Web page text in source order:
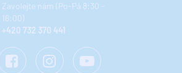
Zavolejte nám (Po-Pá 8:30 -
16:00)
+420 732 370 441